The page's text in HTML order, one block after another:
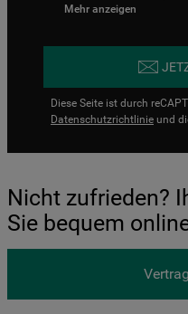
Mehr anzeigen
Diese Seite ist durch
Datenschutzrichtlinie und
Nicht zufrieden?
Sie bequem